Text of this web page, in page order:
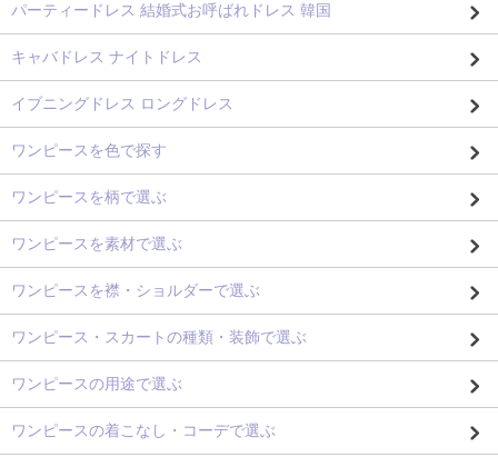
パーティードレス 結婚式お呼ばれドレス 韓国
キャバドレス ナイトドレス
イブニングドレス ロングドレス
ワンピースを色で探す
ワンピースを柄で選ぶ
ワンピースを素材で選ぶ
ワンピースを襟・ショルダーで選ぶ
ワンピース・スカートの種類・装飾で選ぶ
ワンピースの用途で選ぶ
ワンピースの着こなし・コーデで選ぶ